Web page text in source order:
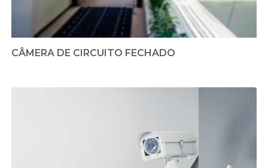
CÂMERA DE CIRCUITO FECHADO